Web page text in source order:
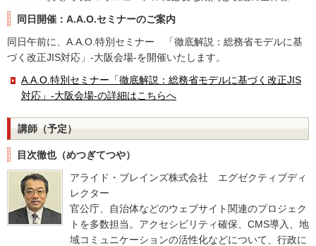
同日開催：A.A.O.セミナーのご案内
同日午前に、A.A.O.特別セミナー 「徹底解説：総務省モデルに基
づく改正JIS対応」-大阪会場-を開催いたします。
A.A.O.特別セミナー「徹底解説：総務省モデルに基づく改正JIS
対応」-大阪会場-の詳細はこちらへ
講師（予定）
目次徹也（めつぎてつや）
アライド・ブレインズ株式会社 エグゼクティブディ
レクター
官公庁、自治体などのウェブサイト関連のプロジェク
トを多数担当。アクセシビリティ確保、CMS導入、地
域コミュニケーションの活性化などについて、行政に